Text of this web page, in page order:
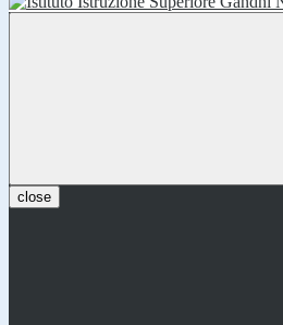
close